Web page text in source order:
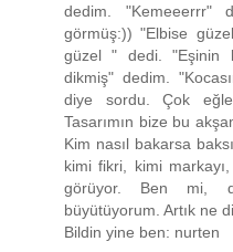
dedim. "Kemeeerrr"
görmüş:)) "Elbise
güzel " dedi. "Eşinin
dikmiş" dedim.
diye sordu. Çok
Tasarımın bize bu
Kim nasıl bakarsa
kimi fikri, kimi
görüyor. Ben mi,
büyütüyorum. Artık ne
Bildin yine ben: nurten